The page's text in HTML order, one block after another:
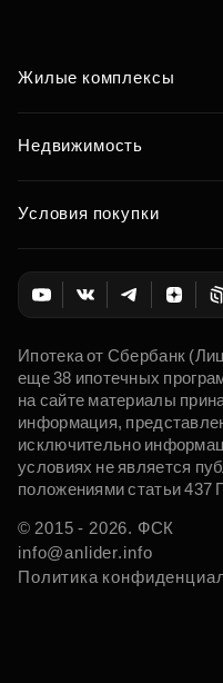
Жилые комплексы
Недвижимость
Условия покупки
Ипотека от Сбербанк
еще 38 ипотечных
на сайте материалы
информация,
исключительно
условиях не является
положениями статьи 437
© 2015 - 2026. ФСК
info@anlider.info
Политика